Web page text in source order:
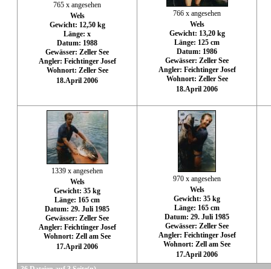
765 x angesehen
Wels
Gewicht: 12,50 kg
Länge: x
Datum: 1988
Gewässer: Zeller See
Angler: Feichtinger Josef
Wohnort: Zeller See
18.April 2006
766 x angesehen
Wels
Gewicht: 13,20 kg
Länge: 125 cm
Datum: 1986
Gewässer: Zeller See
Angler: Feichtinger Josef
Wohnort: Zeller See
18.April 2006
1339 x angesehen
Wels
Gewicht: 35 kg
Länge: 165 cm
Datum: 29. Juli 1985
Gewässer: Zeller See
Angler: Feichtinger Josef
Wohnort: Zell am See
17.April 2006
970 x angesehen
Wels
Gewicht: 35 kg
Länge: 165 cm
Datum: 29. Juli 1985
Gewässer: Zeller See
Angler: Feichtinger Josef
Wohnort: Zell am See
17.April 2006